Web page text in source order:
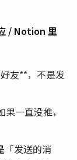
/ Notion 里
友**，不是发
一直没推，
「发送的消